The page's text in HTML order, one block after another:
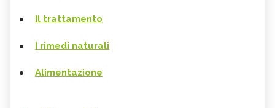
Il trattamento
I rimedi naturali
Alimentazione